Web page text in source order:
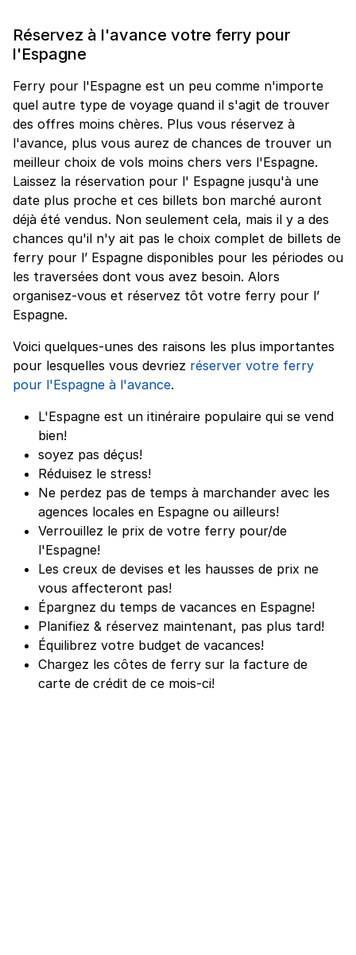
Réservez à l'avance votre ferry pour
l'Espagne
Ferry pour l'Espagne est un peu comme n'importe
quel autre type de voyage quand il s'agit de trouver
des offres moins chères. Plus vous réservez à
l'avance, plus vous aurez de chances de trouver un
meilleur choix de vols moins chers vers l'Espagne.
Laissez la réservation pour l' Espagne jusqu'à une
date plus proche et ces billets bon marché auront
déjà été vendus. Non seulement cela, mais il y a des
chances qu'il n'y ait pas le choix complet de billets de
ferry pour l’ Espagne disponibles pour les périodes ou
les traversées dont vous avez besoin. Alors
organisez-vous et réservez tôt votre ferry pour l’
Espagne.
Voici quelques-unes des raisons les plus importantes
pour lesquelles vous devriez réserver votre ferry
pour l'Espagne à l'avance.
L'Espagne est un itinéraire populaire qui se vend
bien!
soyez pas déçus!
Réduisez le stress!
Ne perdez pas de temps à marchander avec les
agences locales en Espagne ou ailleurs!
Verrouillez le prix de votre ferry pour/de
l'Espagne!
Les creux de devises et les hausses de prix ne
vous affecteront pas!
Épargnez du temps de vacances en Espagne!
Planifiez & réservez maintenant, pas plus tard!
Équilibrez votre budget de vacances!
Chargez les côtes de ferry sur la facture de
carte de crédit de ce mois-ci!